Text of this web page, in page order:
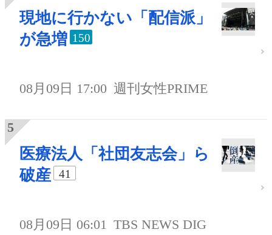
現地に行かない「配信派」
が急増 150
08月09日 17:00 週刊女性PRIME
医療法人「社団友志会」ら
破産
41
08月09日 06:01 TBS NEWS DIG